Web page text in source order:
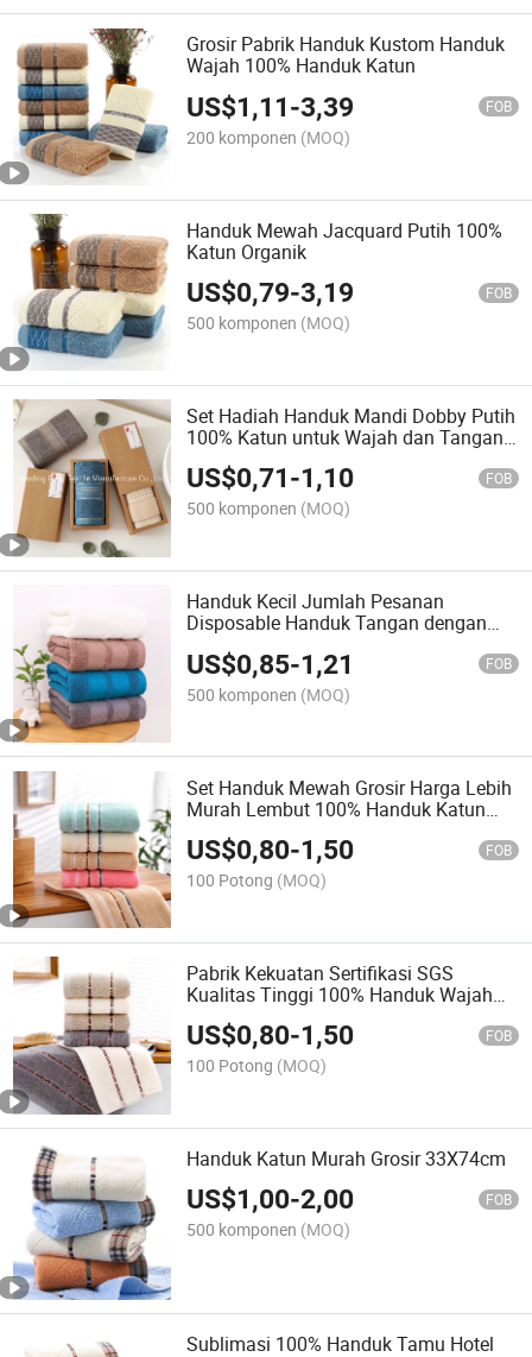
Grosir Pabrik Handuk Kustom Handuk
Wajah 100% Handuk Katun
US$1,11-3,39 FOB
200 komponen (MOQ)
Handuk Mewah Jacquard Putih 100%
Katun Organik
US$0,79-3,19 FOB
500 komponen (MOQ)
Set Hadiah Handuk Mandi Dobby Putih
100% Katun untuk Wajah dan Tangan,
Handuk Hotel Murah, Handuk Katun
dengan Kotak Hadiah
US$0,71-1,10 FOB
500 komponen (MOQ)
Handuk Kecil Jumlah Pesanan
Disposable Handuk Tangan dengan
US$0,85-1,21 FOB
500 komponen (MOQ)
Set Handuk Mewah Grosir Harga Lebih
Murah Lembut 100% Handuk Katun
Mesir
US$0,80-1,50 FOB
100 Potong (MOQ)
Pabrik Kekuatan Sertifikasi SGS
Kualitas Tinggi 100% Handuk Wajah
Katun
US$0,80-1,50 FOB
100 Potong (MOQ)
Handuk Katun Murah Grosir 33X74cm
US$1,00-2,00 FOB
500 komponen (MOQ)
Sublimasi 100% Handuk Tamu Hotel